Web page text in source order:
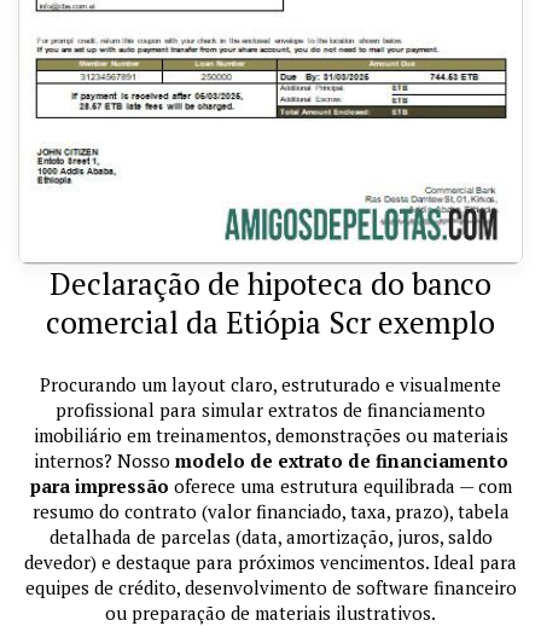
Declaração de hipoteca do banco
comercial da Etiópia Scr exemplo
Procurando um layout claro, estruturado e visualmente
profissional para simular extratos de financiamento
imobiliário em treinamentos, demonstrações ou materiais
internos? Nosso modelo de extrato de financiamento
para impressão oferece uma estrutura equilibrada — com
resumo do contrato (valor financiado, taxa, prazo), tabela
detalhada de parcelas (data, amortização, juros, saldo
devedor) e destaque para próximos vencimentos. Ideal para
equipes de crédito, desenvolvimento de software financeiro
ou preparação de materiais ilustrativos.